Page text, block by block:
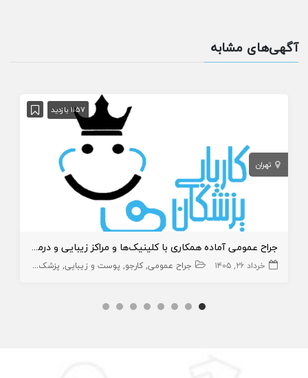
آگهی‌های مشابه
1157 بازدید
تهران
جراح عمومی آماده همکاری با کلینیک‌ها و مراکز زیبایی و درمانی
خرداد ۲۶, ۱۴۰۵ جراح عمومی کارجو پوست و زیبایی پزشک متخصص